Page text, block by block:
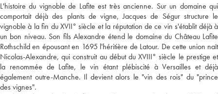
L'histoire du vignoble de Lafite est très ancienne. Sur un domaine qui
comportait déjà des plants de vigne, Jacques de Ségur structure le
vignoble à la fin du XVII° siècle et la réputation de ce vin s'établit déjà à
un bon niveau. Son fils Alexandre étend le domaine du Château Lafite
Rothschild en épousant en 1695 l'héritière de Latour. De cette union naît
Nicolas-Alexandre, qui construit au début du XVIII° siècle le prestige et
la renommée de Lafite, le vin étant plébiscité à Versailles et déjà
également outre-Manche. Il devient alors le "vin des rois" du "prince
des vignes".